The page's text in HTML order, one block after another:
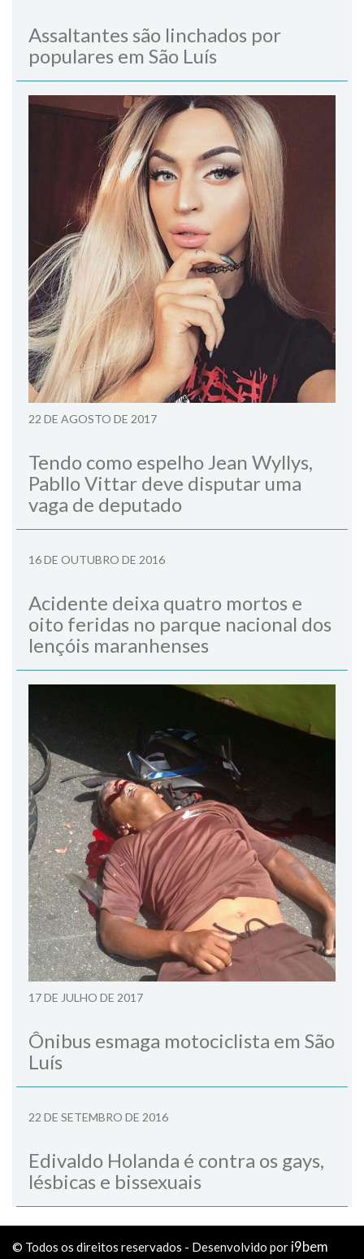
Assaltantes são linchados por
populares em São Luís
22 DE AGOSTO DE 2017
Tendo como espelho Jean Wyllys,
Pabllo Vittar deve disputar uma
vaga de deputado
16 DE OUTUBRO DE 2016
Acidente deixa quatro mortos e
oito feridas no parque nacional dos
lençóis maranhenses
17 DE JULHO DE 2017
Ônibus esmaga motociclista em São
Luís
22 DE SETEMBRO DE 2016
Edivaldo Holanda é contra os gays,
lésbicas e bissexuais
© Todos os direitos reservados - Desenvolvido por i9bem